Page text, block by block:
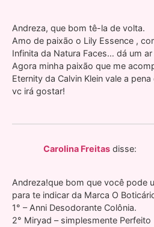
Andreza, que bom tê-la de volta.
Amo de paixão o Lily Essence ,
Infinita da Natura Faces… dá um
Agora minha paixão que me
Eternity da Calvin Klein vale a
vc irá gostar!
Carolina Freitas disse:
Andreza!que bom que você pode
para te indicar da Marca O
1° – Anni Desodorante Colônia.
2° Miryad – simplesmente Perfeito